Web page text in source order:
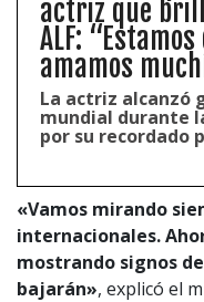
actriz que
ALF:
amamos
La actriz alcanzó
mundial durante
por su recordado
«Vamos mirando
internacionales.
mostrando signos
bajarán», explicó el